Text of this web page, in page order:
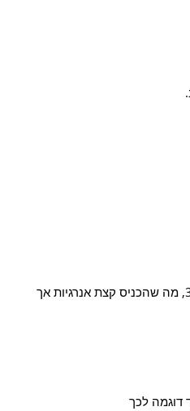
מכבי לקראת סוף הרבע השלישי עברה להרכב נמוך עם קולסון ב-4 ומנקו ב-3, מה שהכניס קצת אנרגיות אך
דוגמה לכך